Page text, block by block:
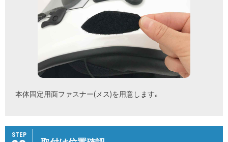
本体固定用面ファスナー(メス)を用意します。
STEP